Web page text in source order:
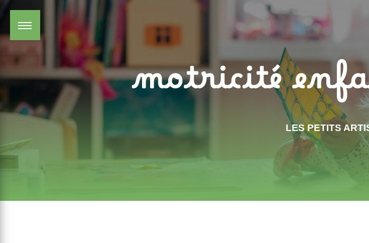
motricité
LES PETITS
Panneau de gestion des cookies